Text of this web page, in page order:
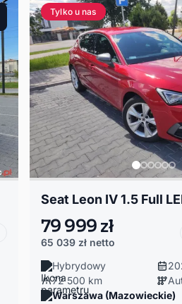
Tylko u nas
79 999 zł
65 039 zł netto
Hybrydowy
72 500 km
Warszawa (Mazowieckie)